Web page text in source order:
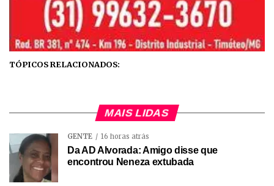
TÓPICOS RELACIONADOS:
MAIS LIDAS
GENTE 16 horas atrás
Da AD Alvorada: Amigo disse que
encontrou Neneza extubada